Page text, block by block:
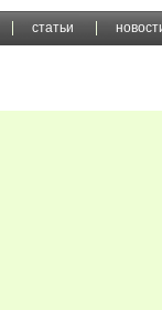
статьи